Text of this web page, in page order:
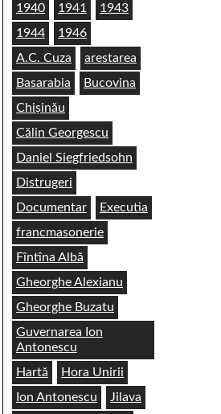
1940
1941
1943
1944
1946
A.C. Cuza
arestarea
Basarabia
Bucovina
Chișinău
Călin Georgescu
Daniel Siegfriedsohn
Distrugeri
Documentar
Executia
francmasonerie
Fîntîna Albă
Gheorghe Alexianu
Gheorghe Buzatu
Guvernarea Ion
Antonescu
Hartă
Hora Unirii
Ion Antonescu
Jilava